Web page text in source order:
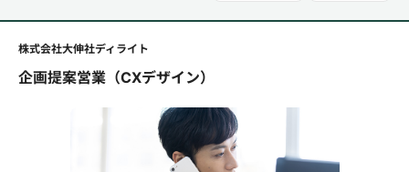
株式会社大伸社ディライト
企画提案営業（CXデザイン）